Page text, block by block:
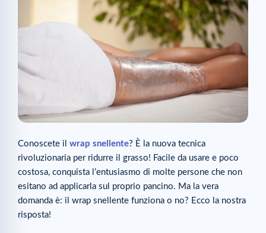
Conoscete il wrap snellente? È la nuova tecnica
rivoluzionaria per ridurre il grasso! Facile da usare e poco
costosa, conquista l’entusiasmo di molte persone che non
esitano ad applicarla sul proprio pancino. Ma la vera
domanda è: il wrap snellente funziona o no? Ecco la nostra
risposta!